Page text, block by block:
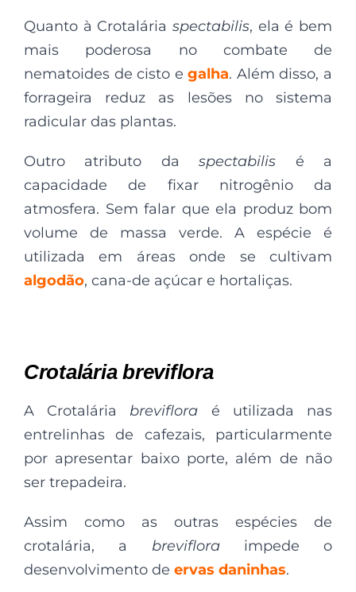
Quanto à Crotalária spectabilis, ela é bem
mais poderosa no combate de
nematoides de cisto egalha. Além disso, a
forrageira reduz as lesões no sistema
radicular das plantas.
Outro atributo daspectabilis é a
capacidade de fixar nitrogênio da
atmosfera. Sem falar que ela produz bom
volume de massa verde. A espécie é
utilizada em áreas onde se cultivam
algodão, cana-de açúcar e hortaliças.
Crotalária breviflora
A Crotalária breviflora é utilizada nas
entrelinhas de cafezais, particularmente
por apresentar baixo porte, além de não
ser trepadeira.
Assim como as outras espécies de
crotalária, a brevifloraimpede o
desenvolvimento de ervas daninhas.